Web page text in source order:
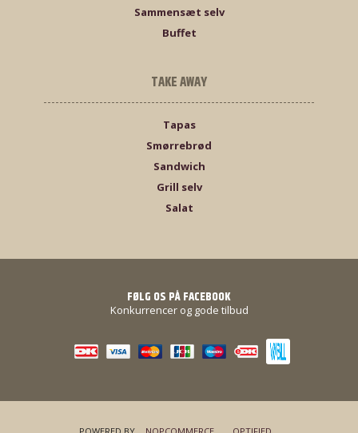
Sammensæt selv
Buffet
TAKE AWAY
Tapas
Smørrebrød
Sandwich
Grill selv
Salat
FØLG OS PÅ FACEBOOK
Konkurrencer og gode tilbud